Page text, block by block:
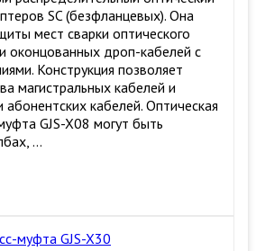
SC (безфланцевых). Она
мест сварки оптического
оконцованных дроп-кабелей с
Конструкция позволяет
магистральных кабелей и
кабелей. Оптическая
GJS-X08 могут быть
…